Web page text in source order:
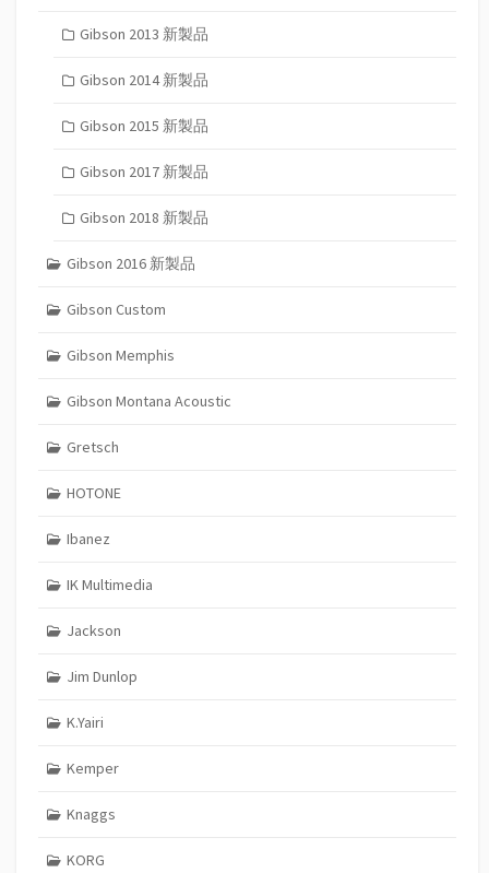
Gibson 2013 新製品
Gibson 2014 新製品
Gibson 2015 新製品
Gibson 2017 新製品
Gibson 2018 新製品
Gibson 2016 新製品
Gibson Custom
Gibson Memphis
Gibson Montana Acoustic
Gretsch
HOTONE
Ibanez
IK Multimedia
Jackson
Jim Dunlop
K.Yairi
Kemper
Knaggs
KORG